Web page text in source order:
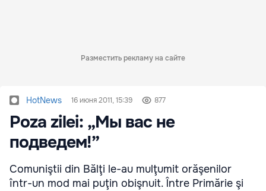
Разместить рекламу на сайте
HotNews 16 июня 2011, 15:39 877
Poza zilei: „Мы вас не
подведем!”
Comuniştii din Bălţi le-au mulţumit orăşenilor
într-un mod mai puţin obişnuit. Între Primărie şi